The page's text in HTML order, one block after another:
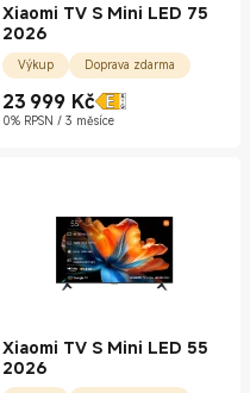
Xiaomi TV S Mini LED 75
2026
Výkup Doprava zdarma
23 999 Kč
Current Price Kč23999.00
0% RPSN / 3 měsíce
Xiaomi TV S Mini LED 55
2026